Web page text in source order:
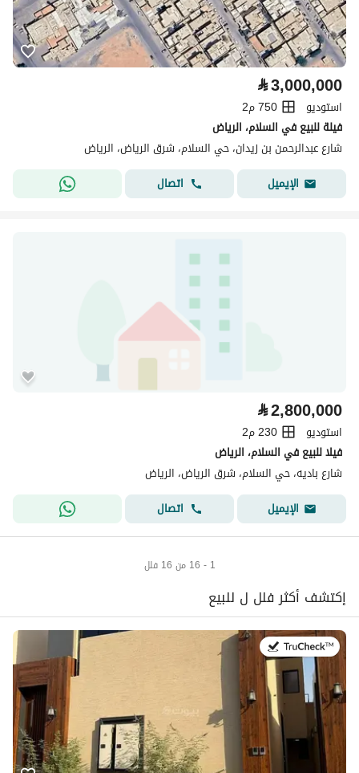
⃁3,000,000
استوديو
750 م2
فيلة للبيع في السلام، الرياض
شارع عبدالرحمن بن زيدان، حي السلام، شرق الرياض، الرياض
الإيميل
اتصال
⃁2,800,000
استوديو
230 م2
فيلا للبيع في السلام، الرياض
شارع باديه، حي السلام، شرق الرياض، الرياض
الإيميل
اتصال
1 - 16 من 16 فلل
إكتشف أكثر فلل ل للبيع
في:9 يوليو 2026